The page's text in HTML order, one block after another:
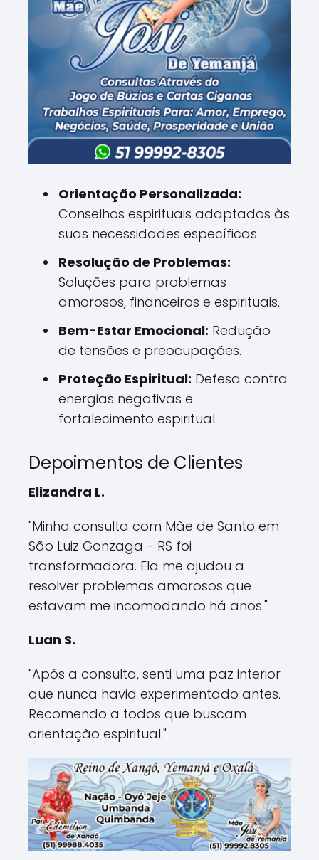
Orientação Personalizada:
Conselhos espirituais adaptados às
suas necessidades específicas.
Resolução de Problemas:
Soluções para problemas
amorosos, financeiros e espirituais.
Bem-Estar Emocional: Redução
de tensões e preocupações.
Proteção Espiritual: Defesa contra
energias negativas e
fortalecimento espiritual.
Depoimentos de Clientes
Elizandra L.
"Minha consulta com Mãe de Santo em
São Luiz Gonzaga - RS foi
transformadora. Ela me ajudou a
resolver problemas amorosos que
estavam me incomodando há anos."
Luan S.
"Após a consulta, senti uma paz interior
que nunca havia experimentado antes.
Recomendo a todos que buscam
orientação espiritual."